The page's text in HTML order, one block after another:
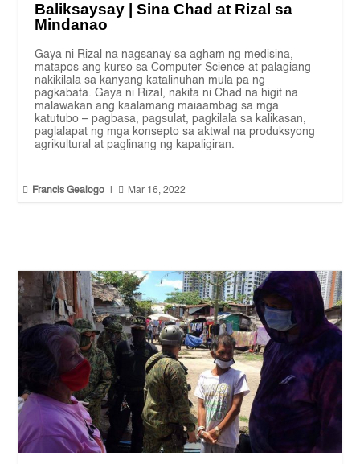
Baliksaysay | Sina Chad at Rizal sa
Mindanao
Gaya ni Rizal na nagsanay sa agham ng medisina,
matapos ang kurso sa Computer Science at palagiang
nakikilala sa kanyang katalinuhan mula pa ng
pagkabata. Gaya ni Rizal, nakita ni Chad na higit na
malawakan ang kaalamang maiaambag sa mga
katutubo – pagbasa, pagsulat, pagkilala sa kalikasan,
paglalapat ng mga konsepto sa aktwal na produksyong
agrikultural at paglinang ng kapaligiran.
 Francis Gealogo  Mar 16, 2022